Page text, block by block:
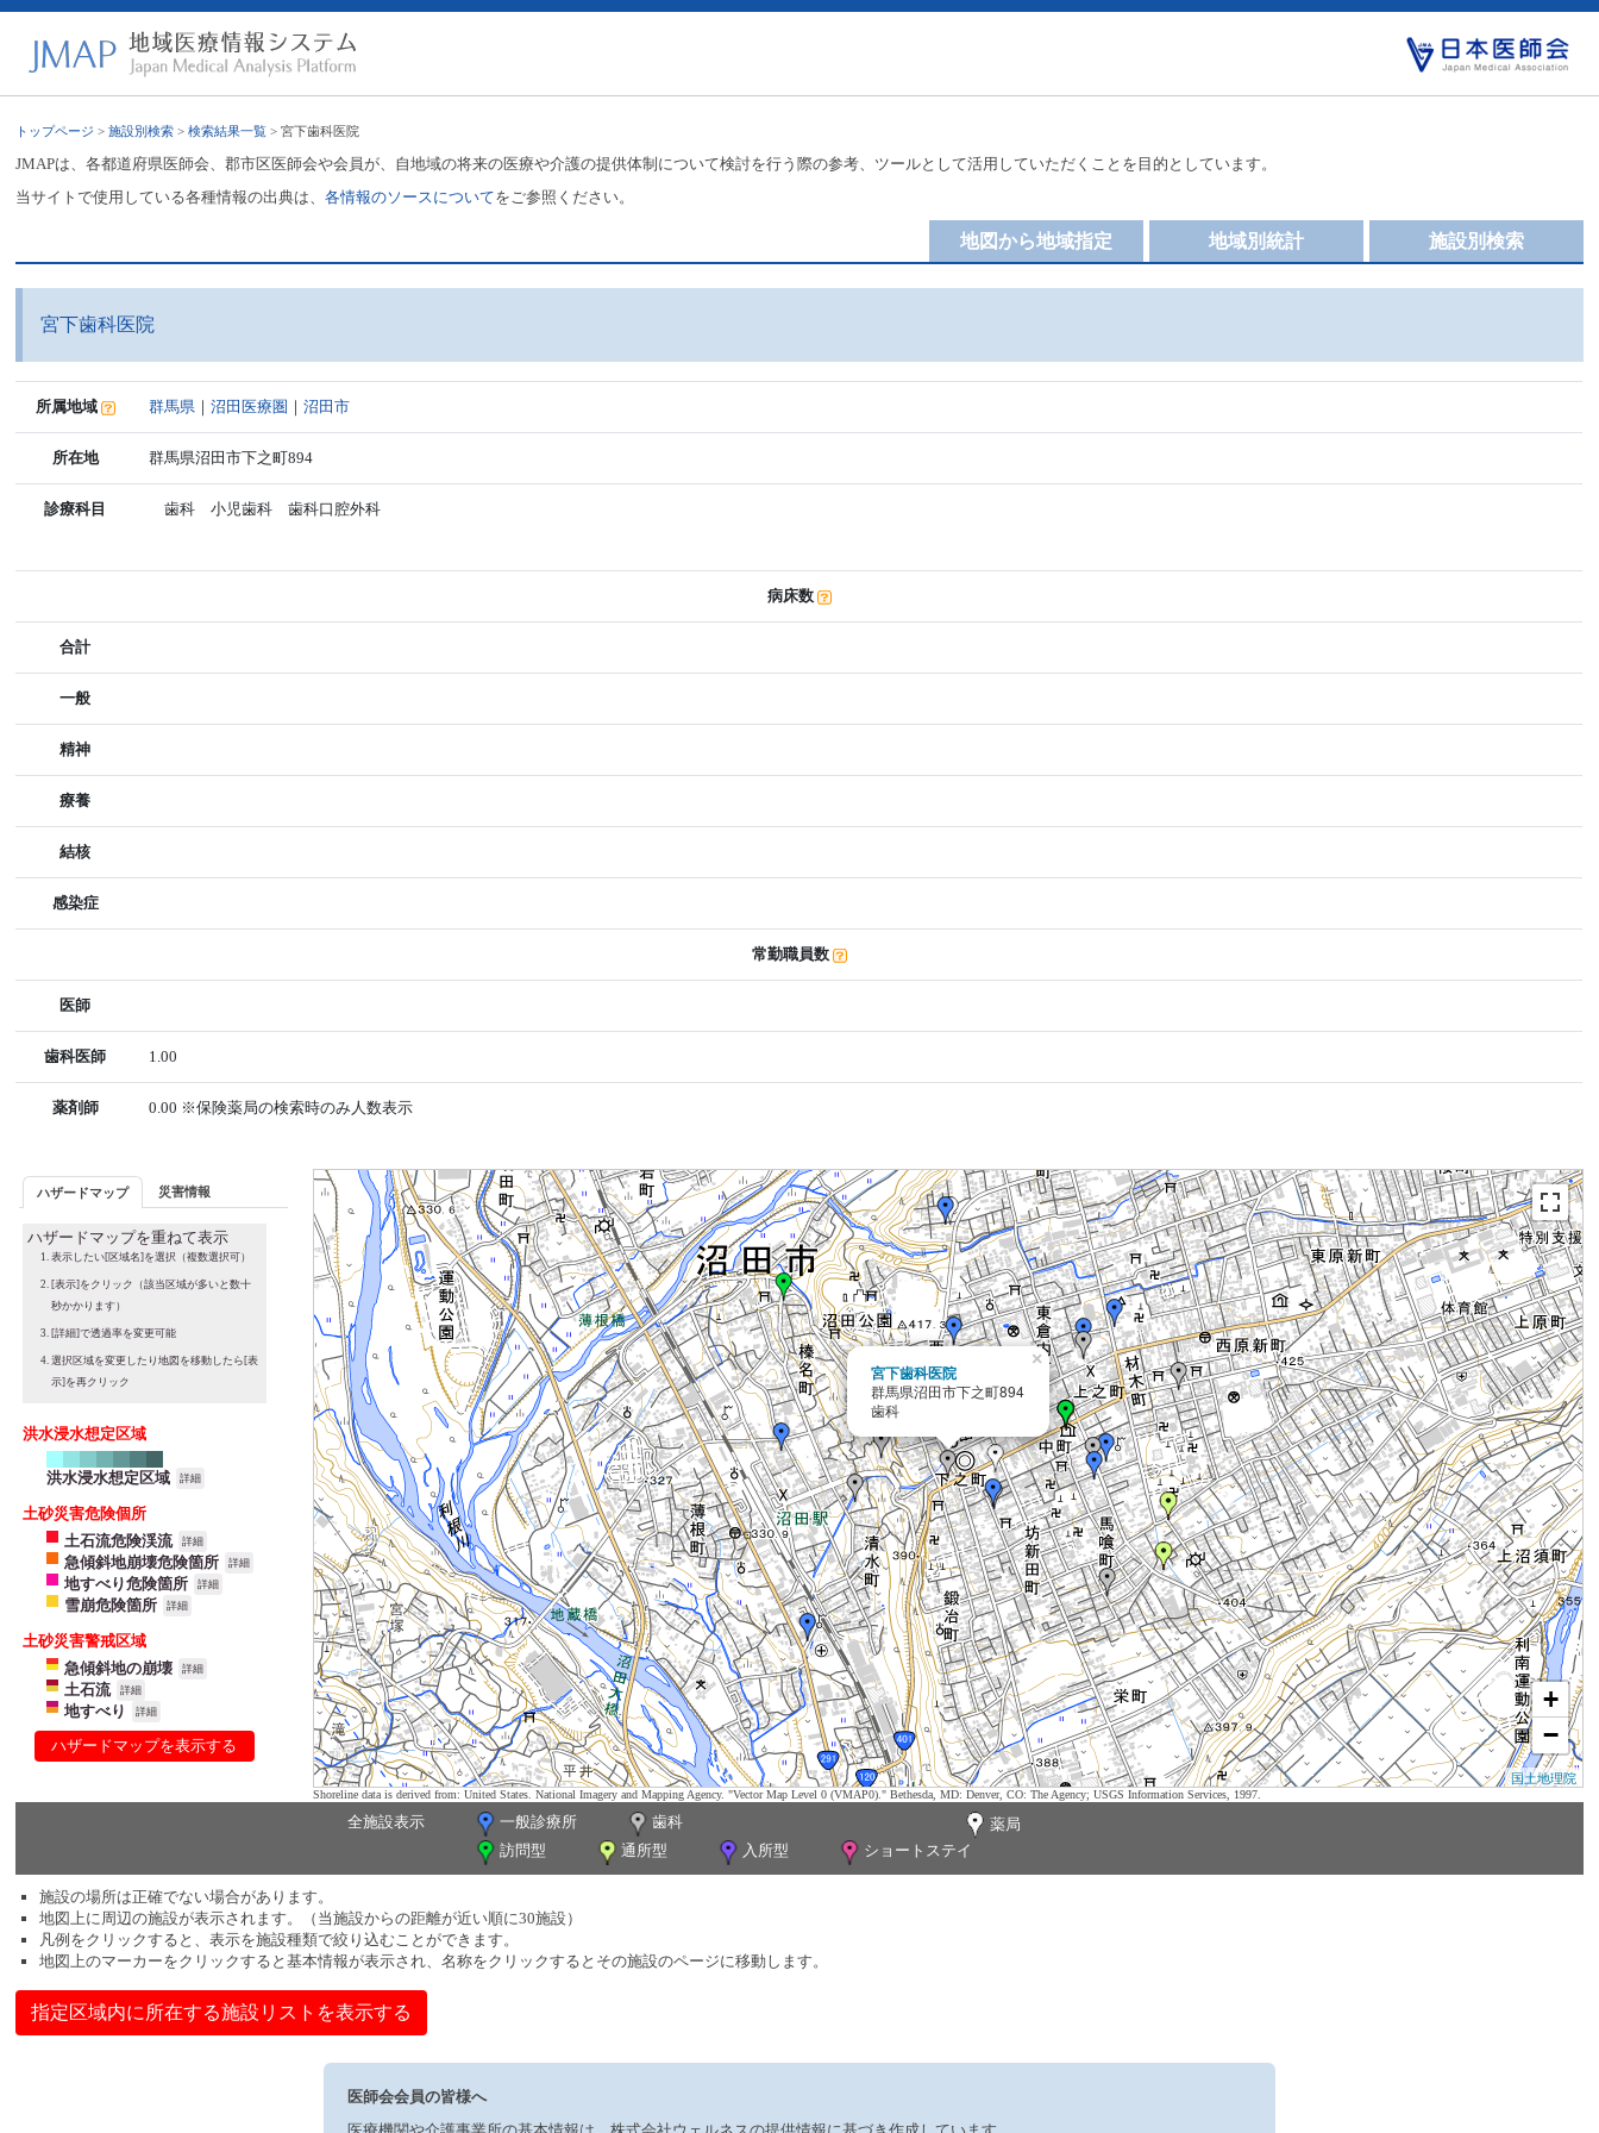
トップページ >施設別検索 >検索結果一覧 > 宮下歯科医院
JMAPは、各都道府県医師会、郡市区医師会や会員が、自地域の将来の医療や介護の提供体制について検討を行う際の参考、ツールとして活用していただくことを目的としています。
当サイトで使用している各種情報の出典は、各情報のソースについてをご参照ください。
施設別検索
地域別統計
地図から地域指定
宮下歯科医院
所属地域 群馬県 ｜沼田医療圏 ｜沼田市
所在地 群馬県沼田市下之町894
診療科目 歯科 小児歯科 歯科口腔外科
病床数
合計
一般
精神
療養
結核
感染症
常勤職員数
医師
歯科医師 1.00
薬剤師 0.00 ※保険薬局の検索時のみ人数表示
ハザードマップ 災害情報
ハザードマップを重ねて表示
表示したい[区域名]を選択（複数選択可）
[表示]をクリック（該当区域が多いと数十
秒かかります）
[詳細]で透過率を変更可能
選択区域を変更したり地図を移動したら[表
示]を再クリック
洪水浸水想定区域
洪水浸水想定区域 詳細
土砂災害危険個所
土石流危険渓流
詳細
急傾斜地崩壊危険箇所 詳細
地すべり危険箇所 詳細
雪崩危険箇所 詳細
土砂災害警戒区域
急傾斜地の崩壊
詳細
土石流 詳細
地すべり 詳細
ハザードマップを表示する
宮下歯科医院
群馬県沼田市下之町894
歯科
×
+
−
国土地理院
Shoreline data is derived from: United States. National Imagery and Mapping Agency. "Vector Map Level 0 (VMAP0)." Bethesda, MD: Denver, CO: The Agency; USGS Information Services, 1997.
全施設表示 一般診療所 歯科
薬局
訪問型
通所型 入所型 ショートステイ
施設の場所は正確でない場合があります。
地図上に周辺の施設が表示されます。（当施設からの距離が近い順に30施設）
凡例をクリックすると、表示を施設種類で絞り込むことができます。
地図上のマーカーをクリックすると基本情報が表示され、名称をクリックするとその施設のページに移動します。
指定区域内に所在する施設リストを表示する
医師会会員の皆様へ